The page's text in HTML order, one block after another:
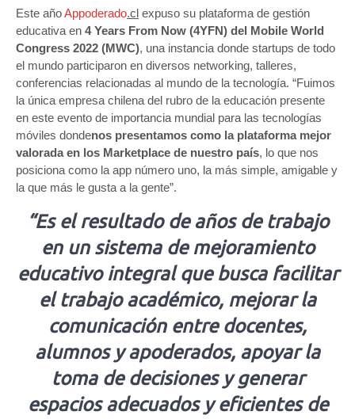
Este añoAppoderado.cl expuso su plataforma de gestión
educativa en 4 Years From Now (4YFN) del Mobile World
Congress 2022 (MWC), una instancia donde startups de todo
el mundo participaron en diversos networking, talleres,
conferencias relacionadas al mundo de la tecnología. “Fuimos
la única empresa chilena del rubro de la educación presente
en este evento de importancia mundial para las tecnologías
móviles dondenos presentamos como la plataforma mejor
valorada en los Marketplace de nuestro país, lo que nos
posiciona como la app número uno, la más simple, amigable y
la que más le gusta a la gente”.
“Es el resultado de años de trabajo
en un sistema de mejoramiento
educativo integral que busca facilitar
el trabajo académico, mejorar la
comunicación entre docentes,
alumnos y apoderados, apoyar la
toma de decisiones y generar
espacios adecuados y eficientes de